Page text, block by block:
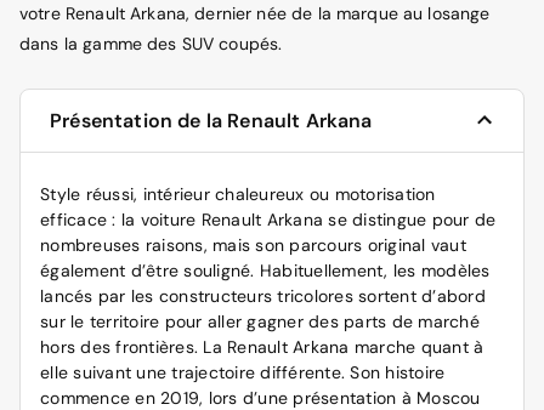
votre Renault Arkana, dernier née de la marque au losange
dans la gamme des SUV coupés.
Présentation de la Renault Arkana
Style réussi, intérieur chaleureux ou motorisation
efficace : la voiture Renault Arkana se distingue pour de
nombreuses raisons, mais son parcours original vaut
également d’être souligné. Habituellement, les modèles
lancés par les constructeurs tricolores sortent d’abord
sur le territoire pour aller gagner des parts de marché
hors des frontières. La Renault Arkana marche quant à
elle suivant une trajectoire différente. Son histoire
commence en 2019, lors d’une présentation à Moscou